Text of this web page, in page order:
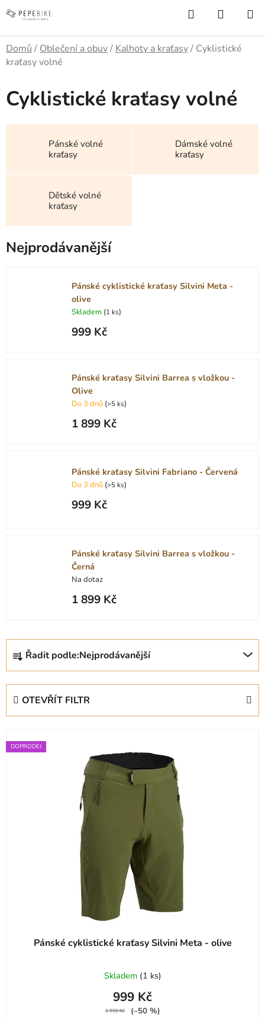
na
Hledat
KOŠÍK
Domů / Oblečení a obuv/ Kalhoty a kraťasy/ Cyklistické
kraťasy volné
Cyklistické kraťasy volné
Pánské volné
kraťasy
Dámské volné
kraťasy
Dětské volné
kraťasy
Nejprodávanější
Pánské cyklistické kraťasy Silvini Meta -
olive
Skladem (1 ks)
999 Kč
Pánské kraťasy Silvini Barrea s vložkou -
Olive
Do 3 dnů (>5 ks)
1 899 Kč
Pánské kraťasy Silvini Fabriano - Červená
Do 3 dnů (>5 ks)
999 Kč
Pánské kraťasy Silvini Barrea s vložkou -
Černá
Na dotaz
1 899 Kč
Ř
z
p
r
Řadit podle:Nejprodávanější
OTEVŘÍT FILTR
V
ýDOPRODEJ
Pánské cyklistické kraťasy Silvini Meta - olive
Skladem (1 ks)
999 Kč
1 999 Kč (–50 %)